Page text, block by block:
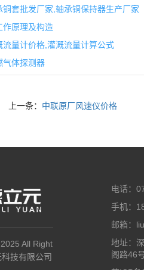
铜套批发厂家,轴承铜保持器生产厂家
作原理及构造
流量计价格,灌溉流量计算公式
气体探测器
上一条： 中联原厂风速仪价格
All Right
技有限公司
电话：
手机：
邮箱：
地址：
阁路46